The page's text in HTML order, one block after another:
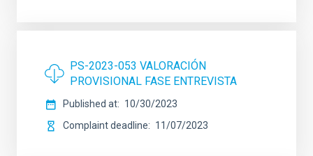
PS-2023-053 VALORACIÓN
PROVISIONAL FASE ENTREVISTA
Published at
10/30/2023
Complaint deadline
11/07/2023